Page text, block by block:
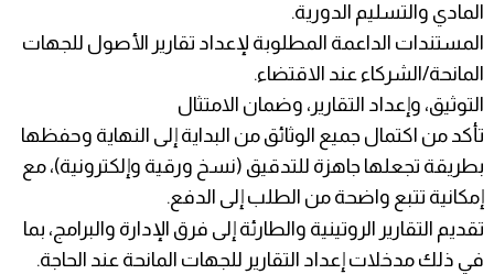
المادي والتسليم الدورية.
المستندات الداعمة المطلوبة لإعداد تقارير الأصول للجهات
المانحة/الشركاء عند الاقتضاء.
التوثيق، وإعداد التقارير، وضمان الامتثال
تأكد من اكتمال جميع الوثائق من البداية إلى النهاية وحفظها
بطريقة تجعلها جاهزة للتدقيق (نسخ ورقية وإلكترونية)، مع
إمكانية تتبع واضحة من الطلب إلى الدفع.
تقديم التقارير الروتينية والطارئة إلى فرق الإدارة والبرامج، بما
في ذلك مدخلات إعداد التقارير للجهات المانحة عند الحاجة.